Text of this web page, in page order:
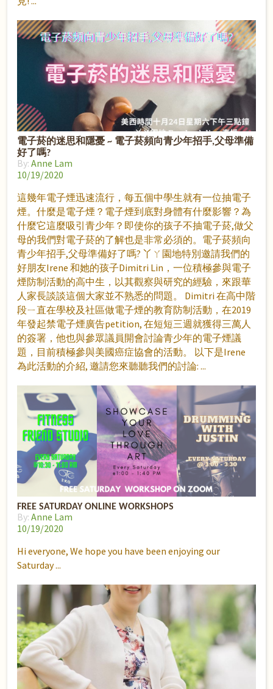
電子菸的迷思和隱憂 ~ 電子菸頻向青少年招手,父母準備
好了嗎?
By: Anne Lam
10/19/2020
這幾年電子煙迅速流行，每五個中學生就有一位抽電子
煙。什麼是電子煙？電子煙到底對身體有什麼影響？為
什麼它這麼吸引青少年？即使你的孩子不抽電子菸,做父
母的我們對電子菸的了解也是非常必須的。電子菸頻向
青少年招手,父母準備好了嗎? 丫ㄚ園地特別邀請我們的
好朋友Irene 和她的孩子Dimitri Lin，一位積極參與電子
煙防制活動的高中生，以其觀察與研究的經驗，來跟華
人家長談談這個大家並不熟悉的問題。 Dimitri 在高中階
段ㄧ直在學校及社區做電子煙的教育防制活動，在2019
年發起禁電子煙廣告petition, 在短短三週就獲得三萬人
的簽署，他也與參眾議員開會討論青少年的電子煙議
題，目前積極參與美國癌症協會的活動。 以下是Irene
為此活動的介紹, 邀請您來聽聽我們的討論:
FREE SATURDAY ONLINE WORKSHOPS
By: Anne Lam
10/19/2020
Hi everyone, We hope you have been enjoying our
Saturday